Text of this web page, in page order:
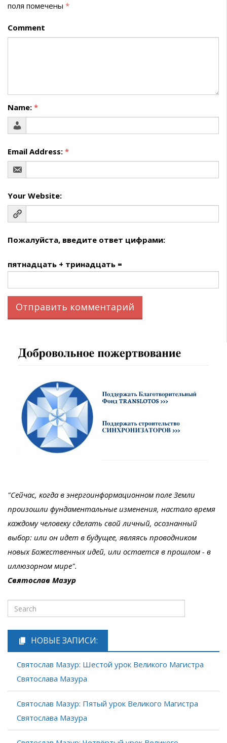
поля помечены *
Comment
Name: *
Email Address: *
Your Website:
Пожалуйста, введите ответ цифрами:
пятнадцать + тринадцать =
"Сейчас, когда в энергоинформационном поле Земли
произошли фундаментальные изменения, настало время
каждому человеку сделать свой личный, осознанный
выбор: или он идет в будущее, являясь проводником
новых Божественных идей, или остается в прошлом - в
иллюзорном мире".
Святослав Мазур
НОВЫЕ ЗАПИСИ:
Святослав Мазур: Шестой урок Великого Магистра
Святослава Мазура
Святослав Мазур: Пятый урок Великого Магистра
Святослава Мазура